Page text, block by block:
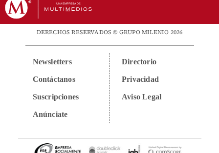
DERECHOS RESERVADOS © GRUPO MILENIO 2026
Newsletters
Contáctanos
Suscripciones
Anúnciate
Directorio
Privacidad
Aviso Legal